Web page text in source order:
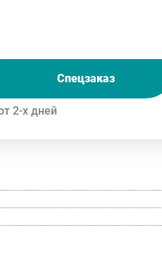
Спецзаказ
2-х дней